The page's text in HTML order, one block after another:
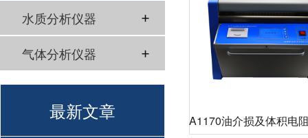
A1170油介损及体积电
水质分析仪器
气体分析仪器
最新文章